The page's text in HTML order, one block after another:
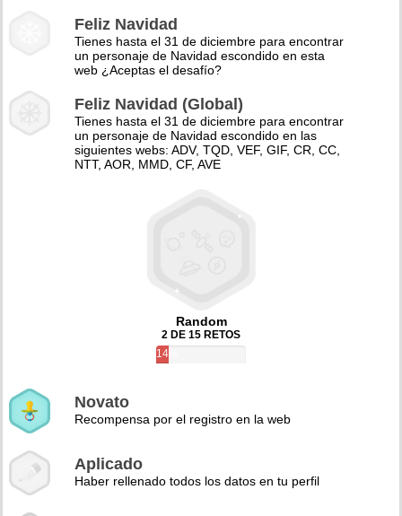
Feliz Navidad
Tienes hasta el 31 de diciembre para encontrar
un personaje de Navidad escondido en esta
web ¿Aceptas el desafío?
Feliz Navidad (Global)
Tienes hasta el 31 de diciembre para encontrar
un personaje de Navidad escondido en las
siguientes webs: ADV, TQD, VEF, GIF, CR, CC,
NTT, AOR, MMD, CF, AVE
Random
2 DE 15 RETOS
14%
Novato
Recompensa por el registro en la web
Aplicado
Haber rellenado todos los datos en tu perfil